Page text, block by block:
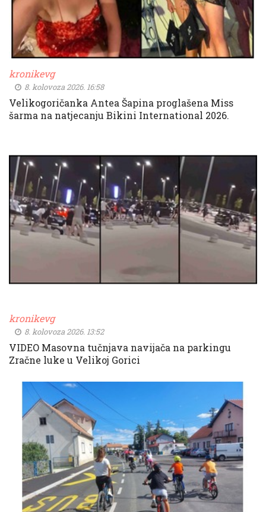
kronikevg
8. kolovoza 2026. 16:58
Velikogoričanka Antea Šapina proglašena Miss
šarma na natjecanju Bikini International 2026.
kronikevg
8. kolovoza 2026. 13:52
VIDEO Masovna tučnjava navijača na parkingu
Zračne luke u Velikoj Gorici